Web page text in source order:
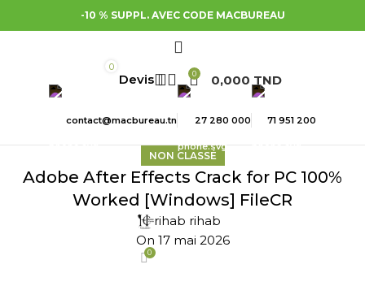
-10 % SUPPL. AVEC CODE MACBUREAU
0
0 0,000 TND
contact@macbureau.tn 27 280 000 71 951 200
NON CLASSÉ
Adobe After Effects Crack for PC 100%
Worked [Windows] FileCR
rihab rihab
On 17 mai 2026
0